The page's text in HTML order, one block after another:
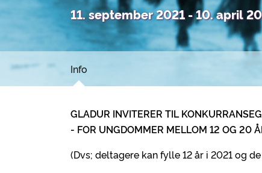
11. september 2021 - 10. april
Info
GLADUR INVITERER TIL
- FOR UNGDOMMER MELLOM 12 OG 20
(Dvs; deltagere kan fylle 12 år i 2021 og